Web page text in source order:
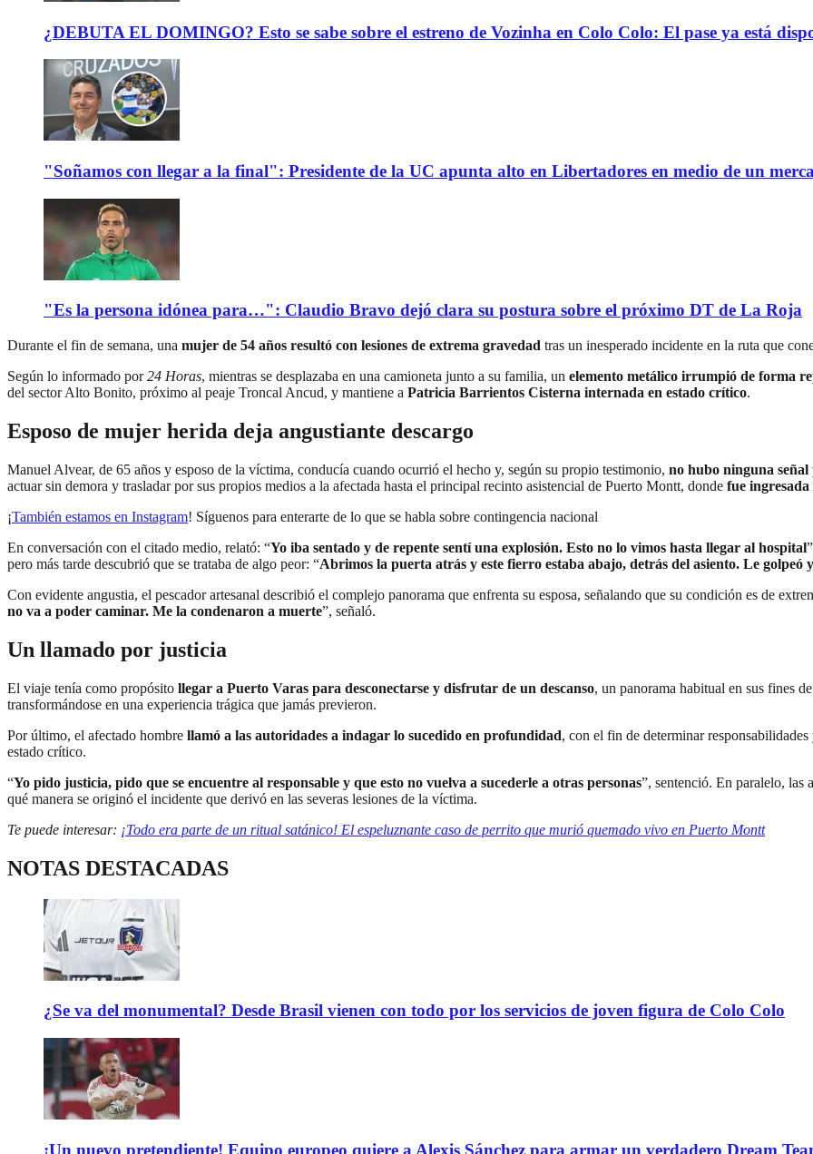
¿DEBUTA EL DOMINGO? Esto se sabe sobre el estreno de Vozinha en Colo Colo: El pase ya está
"Soñamos con llegar a la final": Presidente de la UC apunta alto en Libertadores en medio de un
"Es la persona idónea para…": Claudio Bravo dejó clara su postura sobre el próximo DT de La Roja
Durante el fin de semana, una mujer de 54 años resultó con lesiones de extrema gravedad tras un inesperado incidente en la ruta que
Según lo informado por24 Horas, mientras se desplazaba en una camioneta junto a su familia, un elemento metálico irrumpió de forma
del sector Alto Bonito, próximo al peaje Troncal Ancud, y mantiene a Patricia Barrientos Cisterna internada en estado crítico.
Esposo de mujer herida deja angustiante descargo
Manuel Alvear, de 65 años y esposo de la víctima, conducía cuando ocurrió el hecho y, según su propio testimonio, no hubo ninguna
actuar sin demora y trasladar por sus propios medios a la afectada hasta el principal recinto asistencial de Puerto Montt, donde fue
¡También estamos en Instagram! Síguenos para enterarte de lo que se habla sobre contingencia nacional
En conversación con el citado medio, relató: “Yo iba sentado y de repente sentí una explosión. Esto no lo vimos hasta llegar al hospital
pero más tarde descubrió que se trataba de algo peor: “Abrimos la puerta atrás y este fierro estaba abajo, detrás del asiento. Le golpeó
Con evidente angustia, el pescador artesanal describió el complejo panorama que enfrenta su esposa, señalando que su condición es de
no va a poder caminar. Me la condenaron a muerte”, señaló.
Un llamado por justicia
El viaje tenía como propósito llegar a Puerto Varas para desconectarse y disfrutar de un descanso, un panorama habitual en sus fines
transformándose en una experiencia trágica que jamás previeron.
Por último, el afectado hombre llamó a las autoridades a indagar lo sucedido en profundidad, con el fin de determinar
estado crítico.
“Yo pido justicia, pido que se encuentre al responsable y que esto no vuelva a sucederle a otras personas”, sentenció. En paralelo, las
qué manera se originó el incidente que derivó en las severas lesiones de la víctima.
Te puede interesar: ¡Todo era parte de un ritual satánico! El espeluznante caso de perrito que murió quemado vivo en Puerto Montt
NOTAS DESTACADAS
¿Se va del monumental? Desde Brasil vienen con todo por los servicios de joven figura de Colo Colo
¡Un nuevo pretendiente! Equipo europeo quiere a Alexis Sánchez para armar un verdadero Dream